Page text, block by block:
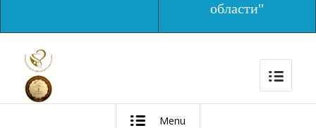
области"
Menu